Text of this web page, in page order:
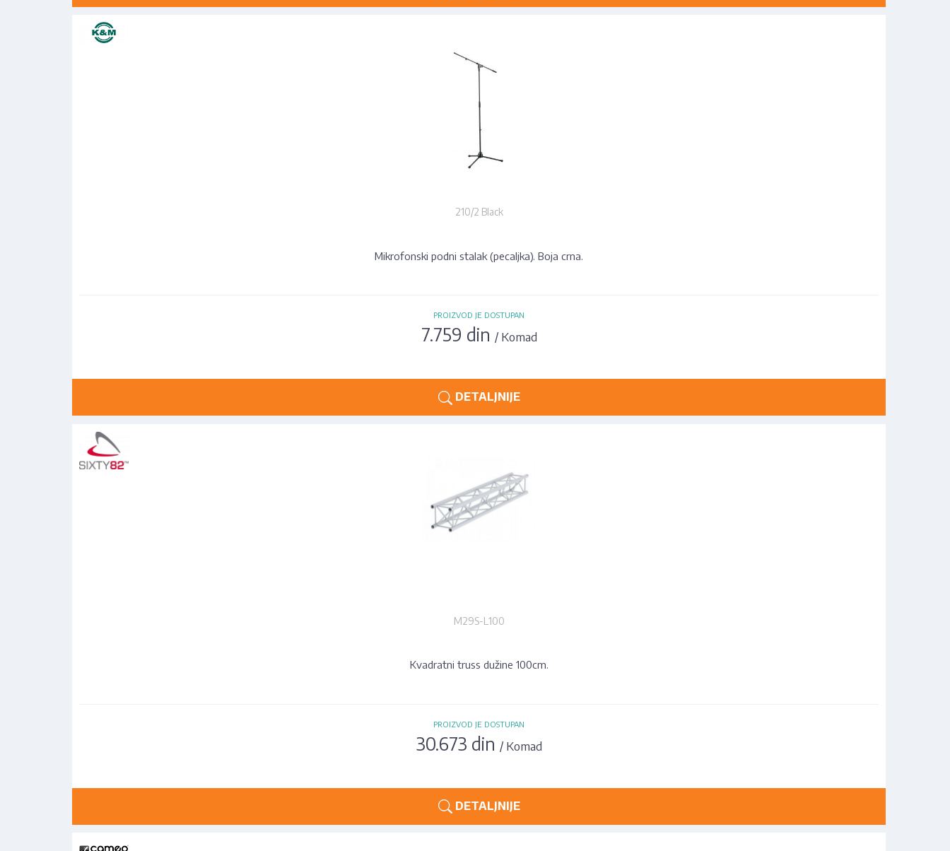
210/2 Black
Mikrofonski podni stalak (pecaljka). Boja crna.
PROIZVOD JE DOSTUPAN
7.759 din / Komad
DETALJNIJE
M29S-L100
Kvadratni truss dužine 100cm.
PROIZVOD JE DOSTUPAN
30.673 din / Komad
DETALJNIJE